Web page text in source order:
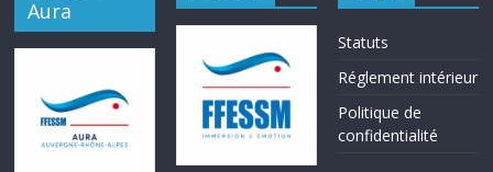
Aura
Statuts
Réglement intérieur
Politique de
confidentialité